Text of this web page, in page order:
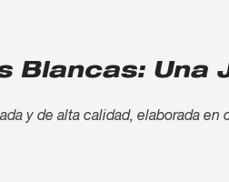
Blancas: Una
y de alta calidad, elaborada